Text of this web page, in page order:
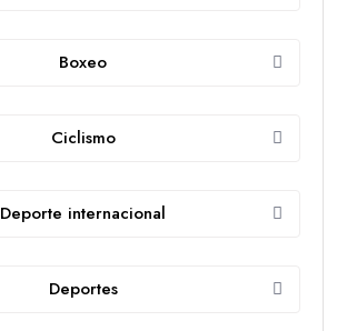
Boxeo
Ciclismo
Deporte internacional
Deportes